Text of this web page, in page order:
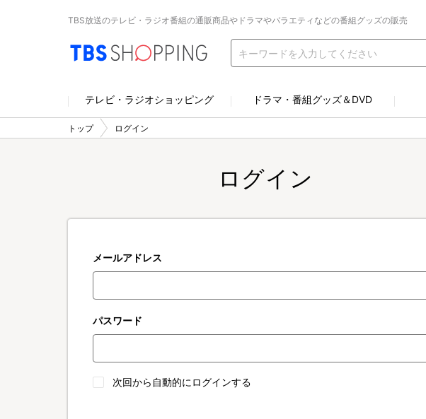
TBS放送のテレビ・ラジオ番組の通販商品やドラマやバラエティなどの番組グッズの販売
テレビ・ラジオショッピング ドラマ・番組グッズ＆DVD
トップ ログイン
ログイン
メールアドレス
パスワード
次回から自動的にログインする